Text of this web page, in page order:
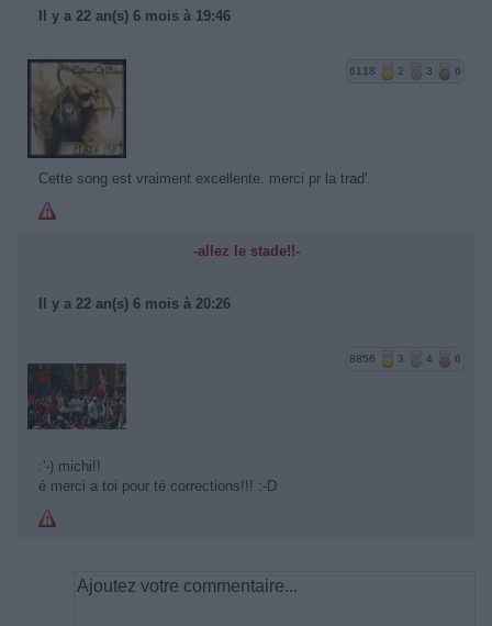
Il y a 22 an(s) 6 mois à 19:46
6118 2 3 6
Cette song est vraiment excellente. merci pr la trad'.
-allez le stade!!-
Il y a 22 an(s) 6 mois à 20:26
8856 3 4 6
:'-) michi!!
é merci a toi pour té corrections!!! :-D